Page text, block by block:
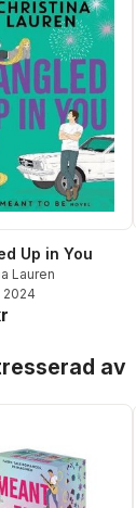
Up in You
Lauren
2024
av